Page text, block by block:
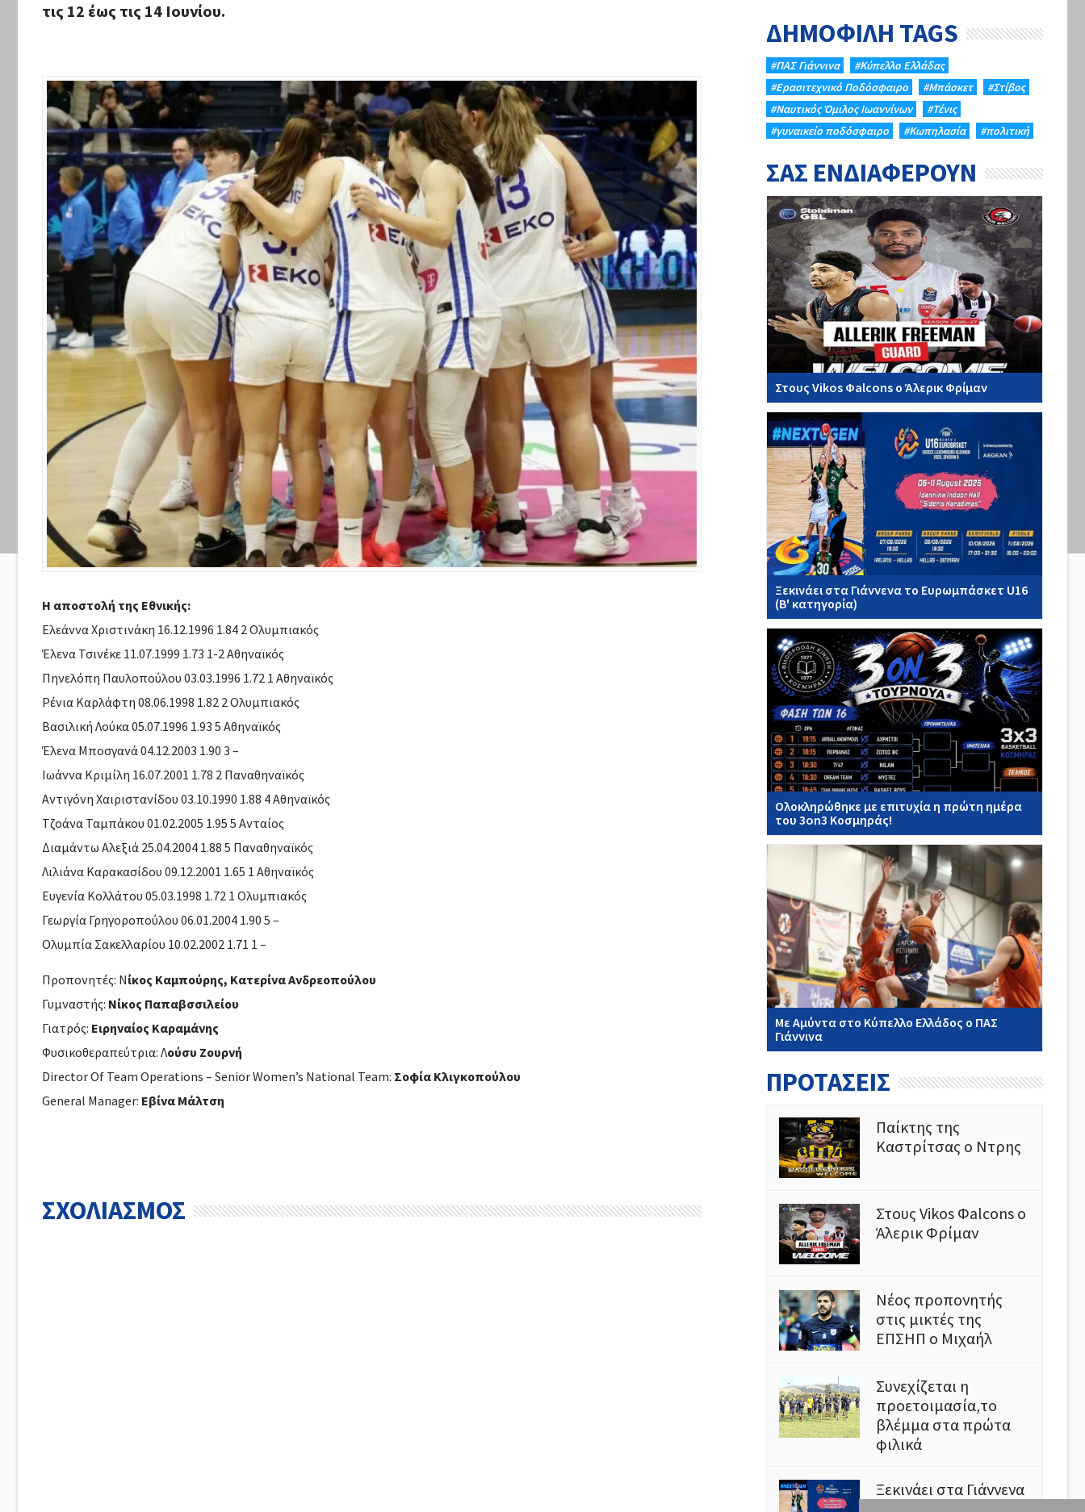
τις 12 έως τις 14 Ιουνίου.
Η αποστολή της Εθνικής:
Ελεάννα Χριστινάκη 16.12.1996 1.84 2 Ολυμπιακός
Έλενα Τσινέκε 11.07.1999 1.73 1-2 Αθηναϊκός
Πηνελόπη Παυλοπούλου 03.03.1996 1.72 1 Αθηναϊκός
Ρένια Καρλάφτη 08.06.1998 1.82 2 Ολυμπιακός
Βασιλική Λούκα 05.07.1996 1.93 5 Αθηναϊκός
Έλενα Μποσγανά 04.12.2003 1.90 3 –
Ιωάννα Κριμίλη 16.07.2001 1.78 2 Παναθηναϊκός
Αντιγόνη Χαιριστανίδου 03.10.1990 1.88 4 Αθηναϊκός
Τζοάνα Ταμπάκου 01.02.2005 1.95 5 Ανταίος
Διαμάντω Αλεξιά 25.04.2004 1.88 5 Παναθηναϊκός
Λιλιάνα Καρακασίδου 09.12.2001 1.65 1 Αθηναϊκός
Ευγενία Κολλάτου 05.03.1998 1.72 1 Ολυμπιακός
Γεωργία Γρηγοροπούλου 06.01.2004 1.90 5 –
Ολυμπία Σακελλαρίου 10.02.2002 1.71 1 –
Προπονητές: Νίκος Καμπούρης, Κατερίνα Ανδρεοπούλου
Γυμναστής: Νίκος Παπαβσσιλείου
Γιατρός: Ειρηναίος Καραμάνης
Φυσικοθεραπεύτρια: Λούσυ Ζουρνή
Director Of Team Operations – Senior Women’s National Team: Σοφία Κλιγκοπούλου
General Manager: Εβίνα Μάλτση
ΣΧΟΛΙΑΣΜΟΣ
ΔΗΜΟΦΙΛΗ TAGS
#ΠΑΣ Γιάννινα
#Κύπελλο Ελλάδας
#Eρασιτεχνικό Ποδόσφαιρο
#Μπάσκετ
#Στίβος
#Ναυτικός Όμιλος Ιωαννίνων
#Τένις
#γυναικείο ποδόσφαιρο
#Κωπηλασία #πολιτική
ΣΑΣ ΕΝΔΙΑΦΕΡΟΥΝ
Στους Vikos Φalcons ο Άλερικ Φρίμαν
Ξεκινάει στα Γιάννενα το Ευρωμπάσκετ U16
(Β' κατηγορία)
Ολοκληρώθηκε με επιτυχία η πρώτη ημέρα
του 3on3 Κοσμηράς!
Με Αμύντα στο Κύπελλο Ελλάδος ο ΠΑΣ
Γιάννινα
ΠΡΟΤΑΣΕΙΣ
Παίκτης της
Καστρίτσας ο Ντρης
Στους Vikos Φalcons ο
Άλερικ Φρίμαν
Νέος προπονητής
στις μικτές της
ΕΠΣΗΠ ο Μιχαήλ
Συνεχίζεται η
προετοιμασία,το
βλέμμα στα πρώτα
φιλικά
Ξεκινάει στα Γιάννενα